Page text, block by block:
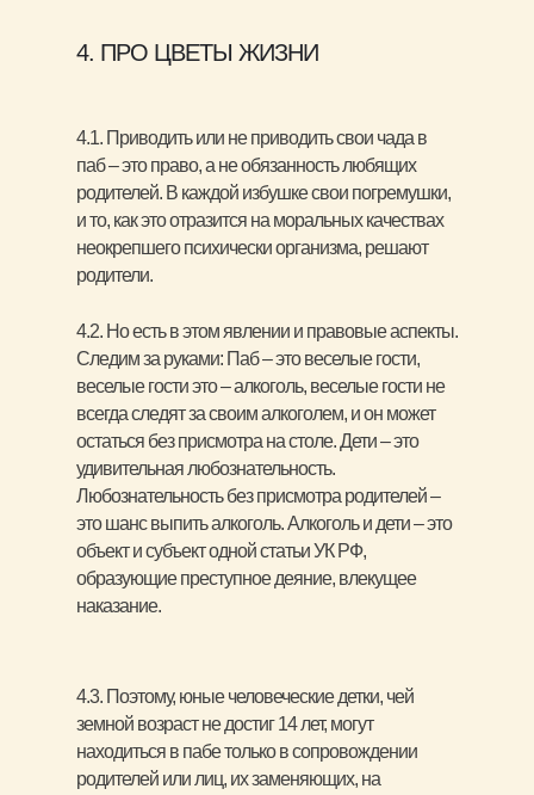
4.3. Поэтому, юные человеческие детки, чей
земной возраст не достиг 14 лет, могут
находиться в пабе только в сопровождении
родителей или лиц, их заменяющих, на
4.2. Но есть в этом явлении и правовые аспекты.
Следим за руками: Паб – это веселые гости,
веселые гости это – алкоголь, веселые гости не
всегда следят за своим алкоголем, и он может
остаться без присмотра на столе. Дети – это
удивительная любознательность.
Любознательность без присмотра родителей –
это шанс выпить алкоголь. Алкоголь и дети – это
объект и субъект одной статьи УК РФ,
образующие преступное деяние, влекущее
наказание.
4.1. Приводить или не приводить свои чада в
паб – это право, а не обязанность любящих
родителей. В каждой избушке свои погремушки,
и то, как это отразится на моральных качествах
неокрепшего психически организма, решают
родители.
4. ПРО ЦВЕТЫ ЖИЗНИ